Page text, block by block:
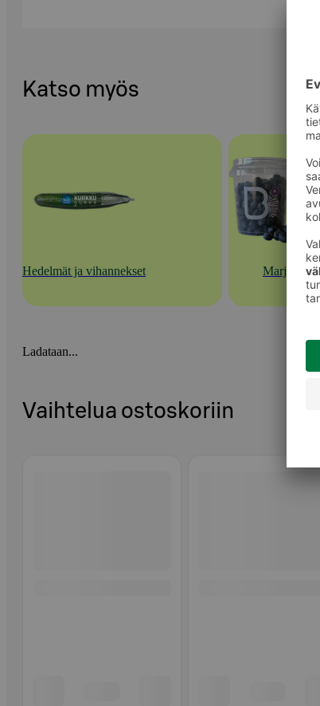
Katso myös
Hedelmät ja vihannekset Marjat
Ladataan...
Vaihtelua ostoskoriin